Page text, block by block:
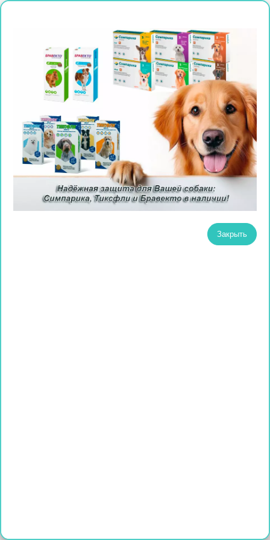
Закрыть